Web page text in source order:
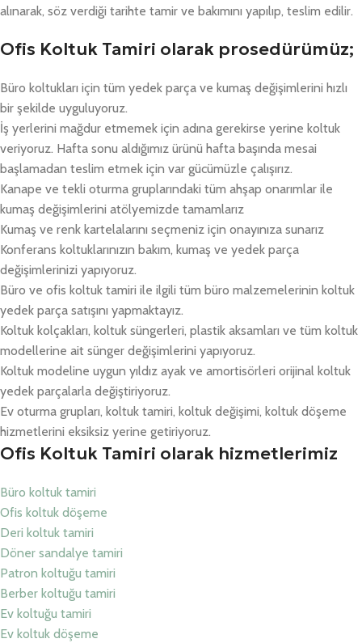
alınarak, söz verdiği tarihte tamir ve bakımını yapılıp, teslim edilir.
Ofis Koltuk Tamiri olarak prosedürümüz;
Büro koltukları için tüm yedek parça ve kumaş değişimlerini hızlı
bir şekilde uyguluyoruz.
İş yerlerini mağdur etmemek için adına gerekirse yerine koltuk
veriyoruz. Hafta sonu aldığımız ürünü hafta başında mesai
başlamadan teslim etmek için var gücümüzle çalışırız.
Kanape ve tekli oturma gruplarındaki tüm ahşap onarımlar ile
kumaş değişimlerini atölyemizde tamamlarız
Kumaş ve renk kartelalarını seçmeniz için onayınıza sunarız
Konferans koltuklarınızın bakım, kumaş ve yedek parça
değişimlerinizi yapıyoruz.
Büro ve ofis koltuk tamiri ile ilgili tüm büro malzemelerinin koltuk
yedek parça satışını yapmaktayız.
Koltuk kolçakları, koltuk süngerleri, plastik aksamları ve tüm koltuk
modellerine ait sünger değişimlerini yapıyoruz.
Koltuk modeline uygun yıldız ayak ve amortisörleri orijinal koltuk
yedek parçalarla değiştiriyoruz.
Ev oturma grupları, koltuk tamiri, koltuk değişimi, koltuk döşeme
hizmetlerini eksiksiz yerine getiriyoruz.
Ofis Koltuk Tamiri olarak hizmetlerimiz
Büro koltuk tamiri
Ofis koltuk döşeme
Deri koltuk tamiri
Döner sandalye tamiri
Patron koltuğu tamiri
Berber koltuğu tamiri
Ev koltuğu tamiri
Ev koltuk döşeme